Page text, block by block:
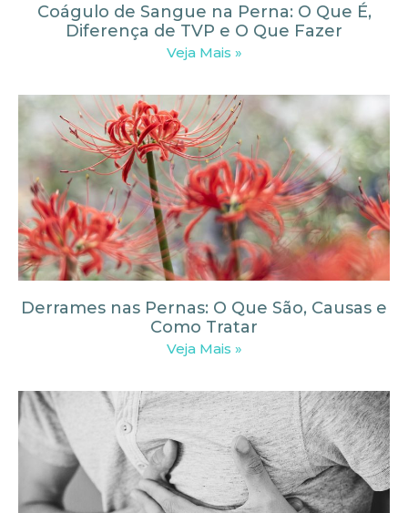
Coágulo de Sangue na Perna: O Que É,
Diferença de TVP e O Que Fazer
Veja Mais »
Derrames nas Pernas: O Que São, Causas e
Como Tratar
Veja Mais »